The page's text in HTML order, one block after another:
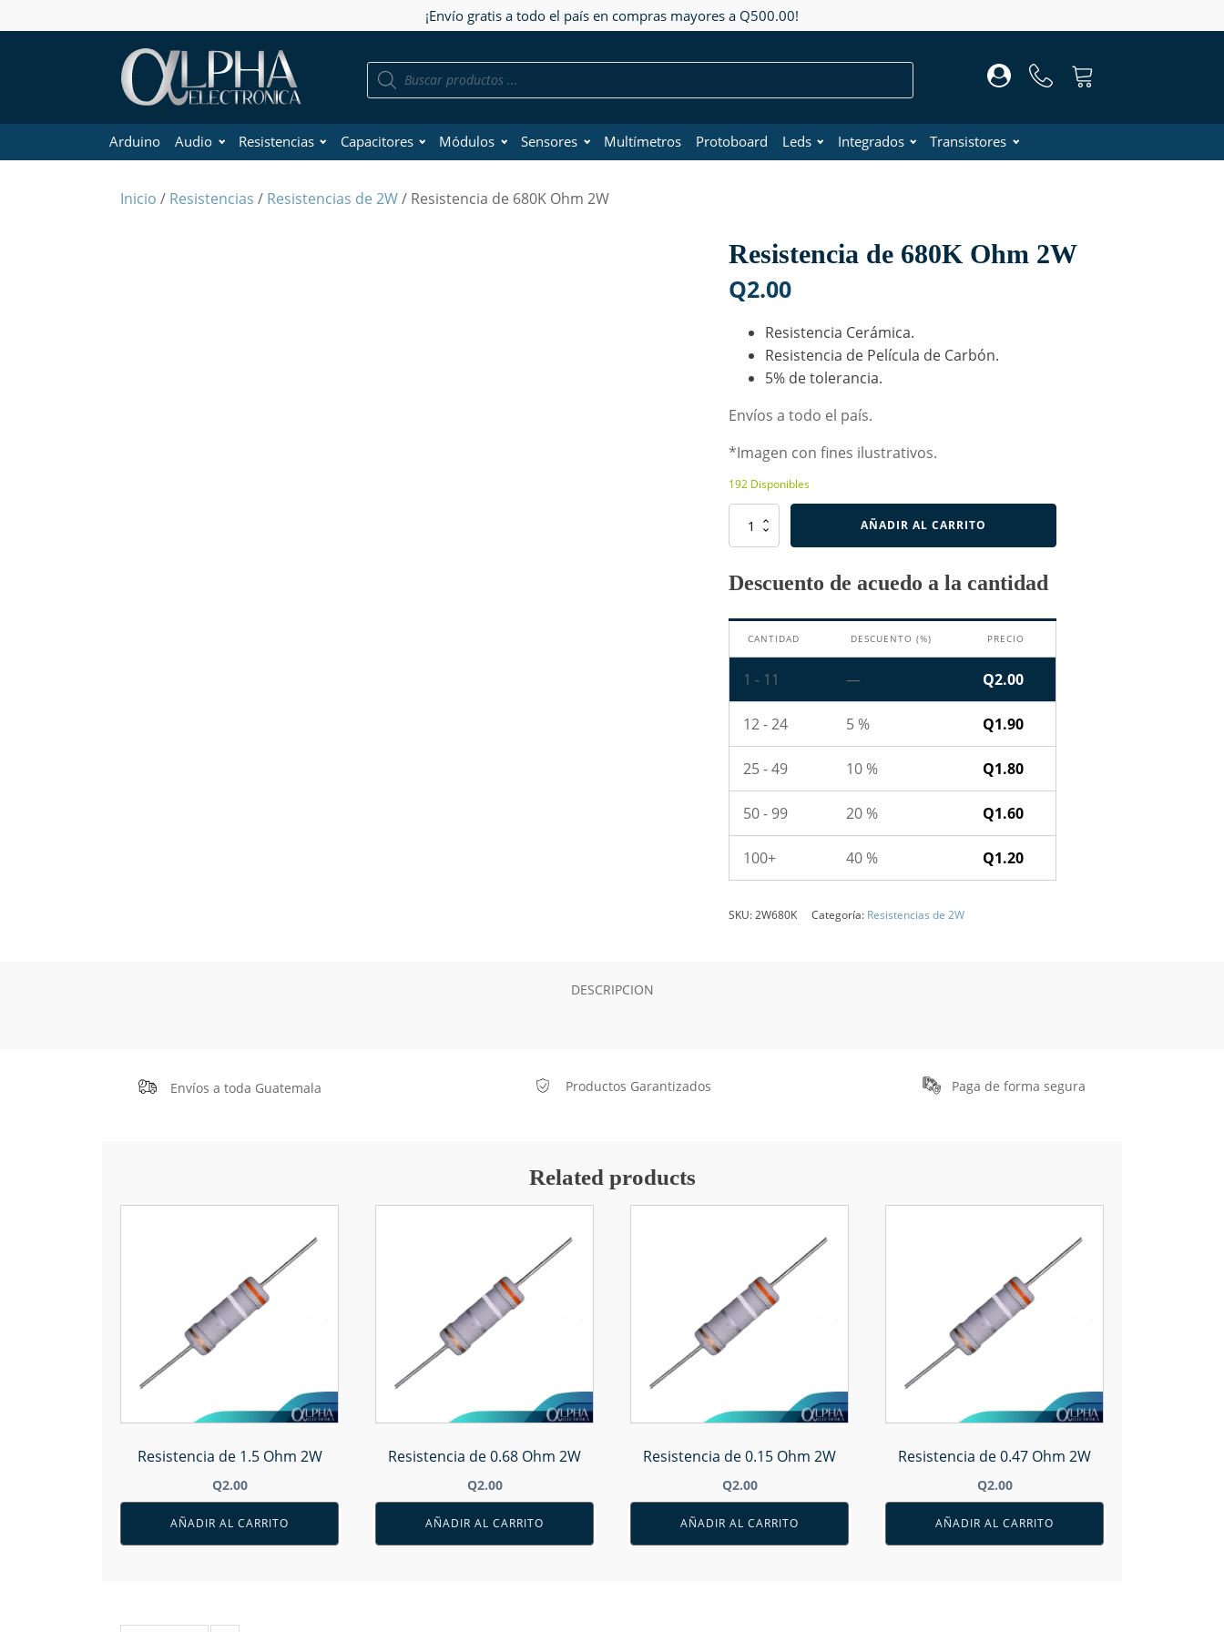
¡Envío gratis a todo el país en compras mayores a Q500.00!
Búsqueda
Arduino Audio Resistencias Capacitores Módulos Sensores Multímetros Protoboard Leds Integrados Transistores
Inicio / Resistencias / Resistencias de 2W/ Resistencia de 680K Ohm 2W
Resistencia de 680K Ohm 2W
Q2.00
Resistencia Cerámica.
Resistencia de Película de Carbón.
5% de tolerancia.
Envíos a todo el país.
*Imagen con fines ilustrativos.
192 Disponibles
Resistencia
2W
AÑADIR AL CARRITO
Descuento de acuedo a la cantidad
CANTIDAD DESCUENTO (%) PRECIO
1 - 11 — Q2.00
12 - 24 5 % Q1.90
25 - 49 10 % Q1.80
50 - 99 20 % Q1.60
100+ 40 % Q1.20
SKU:2W680K Categoría: Resistencias de 2W
DESCRIPCION
Envíos a toda Guatemala Productos Garantizados Paga de forma segura
Related products
Resistencia de 1.5 Ohm 2W
Q2.00
AÑADIR AL CARRITO
Resistencia de 0.68 Ohm 2W
Q2.00
AÑADIR AL CARRITO
Resistencia de 0.15 Ohm 2W
Q2.00
AÑADIR AL CARRITO
Resistencia de 0.47 Ohm 2W
Q2.00
AÑADIR AL CARRITO